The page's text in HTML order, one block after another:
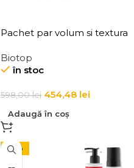
Pachet par volum si textura
Biotop
în stoc
598,00lei 454,48 lei
Adaugă în coș
-45%